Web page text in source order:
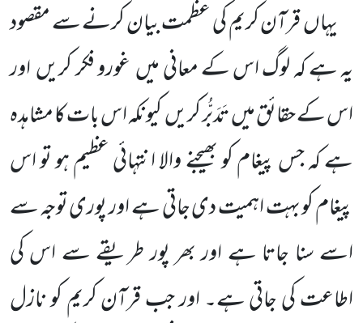
یہاںقرآن کریم کی عظمت بیان کرنے سے مقصود
یہ ہے کہ لوگ اس کے معانی میںغورو فکر کریںاور
اس کےحقائق میںتَدَبُّر کریںکیونکہ اس بات کا مشاہدہ
ہے کہ جس پیغام کو بھیجنے والا انتہائی عظیم ہو تو اس
پیغام کو بہت اہمیت دی جاتیہے اور پوری توجہ سے
اسے سنا جاتا ہے اور بھر پور طریقے سے اس کی
اطاعت کی جاتی ہے۔ اور جب قرآن کریم کو نازل